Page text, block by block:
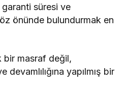
garanti süresi ve
önünde bulundurmak en
bir masraf değil,
devamlılığına yapılmış bir